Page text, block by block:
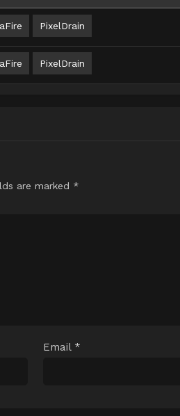
PixelDrain
PixelDrain
are marked *
Email *